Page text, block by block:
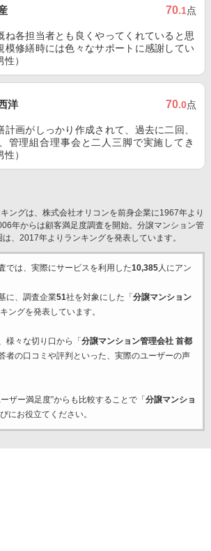
70.1点
ね各担当者とも良くやってくれていると思
模修繕時には色々なサポートに感謝してい
）
洋 70.0点
計画がしっかり作成されて、過去に二回、
管理組合理事会と二人三脚で実施してき
）
ングは、株式会社オリコンを前身企業に1967年より
年からは顧客満足度調査を開始。分譲マンション管
、2017年よりランキングを発表しています。
では、実際にサービスを利用した10,385人にアン
に、調査企業51社を対象にした「 分譲マンション
ングを発表しています。
様々な切り口から「 分譲マンション管理会社 首都
者の口コミや評判といった、実際のユーザーの声
ザー満足度”からも比較することで「 分譲マンショ
にお役立てください。